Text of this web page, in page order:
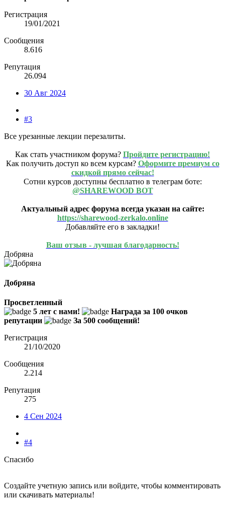
Регистрация
19/01/2021
Сообщения
8.616
Репутация
26.094
30 Авг 2024
#3
Все урезанные лекции перезалиты.
Как стать участником форума? Пройдите регистрацию!
Как получить доступ ко всем курсам? Оформите премиум со
скидкой прямо сейчас!
Сотни курсов доступны бесплатно в телеграм боте:
@SHAREWOOD BOT
Актуальный адрес форума всегда указан на сайте:
https://sharewood-zerkalo.online
Добавляйте его в закладки!
Ваш отзыв - лучшая благодарность!
Добряна
Добряна
Просветленный
5 лет с нами!
Награда за 100 очков
репутации
За 500 сообщений!
Регистрация
21/10/2020
Сообщения
2.214
Репутация
275
4 Сен 2024
#4
Спасибо
Создайте учетную запись или войдите, чтобы комментировать
или скачивать материалы!